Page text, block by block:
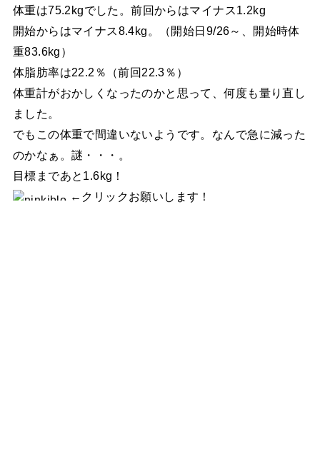
体重は75.2kgでした。前回からはマイナス1.2kg
開始からはマイナス8.4kg。（開始日9/26～、開始時体
重83.6kg）
体脂肪率は22.2％（前回22.3％）
体重計がおかしくなったのかと思って、何度も量り直し
ました。
でもこの体重で間違いないようです。なんで急に減った
のかなぁ。謎・・・。
目標まであと1.6kg！
←クリックお願いします！